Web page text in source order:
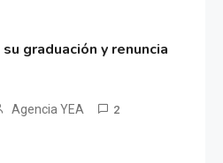
graduación y renuncia
Agencia YEA 2